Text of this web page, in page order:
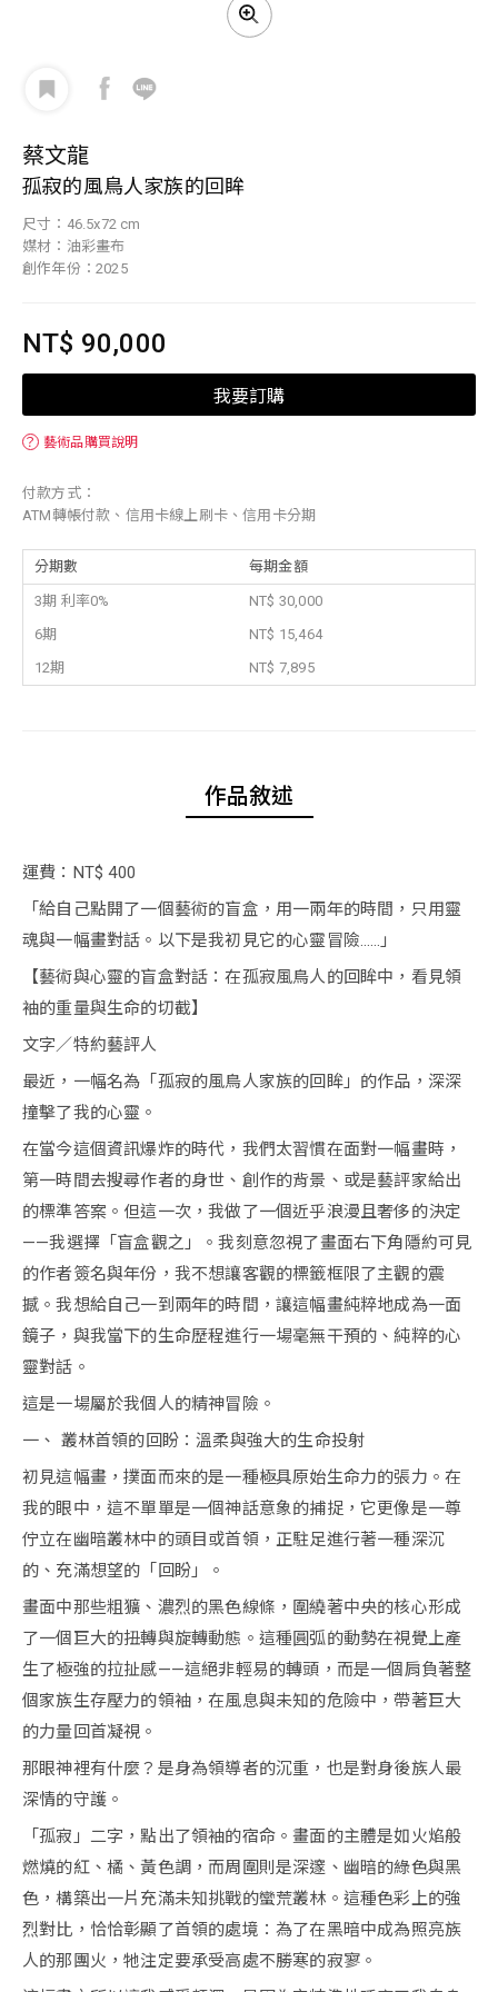
蔡文龍
孤寂的風鳥人家族的回眸
尺寸：46.5x72 cm
媒材：油彩畫布
創作年份：2025
NT$ 90,000
我要訂購
？ 藝術品購買說明
付款方式：
ATM轉帳付款、信用卡線上刷卡、信用卡分期
分期數 每期金額
3期 利率0%
NT$ 30,000
6期
NT$ 15,464
12期
NT$ 7,895
作品敘述
運費：NT$ 400
「給自己點開了一個藝術的盲盒，用一兩年的時間，只用靈
魂與一幅畫對話。以下是我初見它的心靈冒險……」
【藝術與心靈的盲盒對話：在孤寂風鳥人的回眸中，看見領
袖的重量與生命的切截】
文字／特約藝評人
最近，一幅名為「孤寂的風鳥人家族的回眸」的作品，深深
撞擊了我的心靈。
在當今這個資訊爆炸的時代，我們太習慣在面對一幅畫時，
第一時間去搜尋作者的身世、創作的背景、或是藝評家給出
的標準答案。但這一次，我做了一個近乎浪漫且奢侈的決定
——我選擇「盲盒觀之」。我刻意忽視了畫面右下角隱約可見
的作者簽名與年份，我不想讓客觀的標籤框限了主觀的震
撼。我想給自己一到兩年的時間，讓這幅畫純粹地成為一面
鏡子，與我當下的生命歷程進行一場毫無干預的、純粹的心
靈對話。
這是一場屬於我個人的精神冒險。
一、 叢林首領的回盼：溫柔與強大的生命投射
初見這幅畫，撲面而來的是一種極具原始生命力的張力。在
我的眼中，這不單單是一個神話意象的捕捉，它更像是一尊
佇立在幽暗叢林中的頭目或首領，正駐足進行著一種深沉
的、充滿想望的「回盼」。
畫面中那些粗獷、濃烈的黑色線條，圍繞著中央的核心形成
了一個巨大的扭轉與旋轉動態。這種圓弧的動勢在視覺上產
生了極強的拉扯感——這絕非輕易的轉頭，而是一個肩負著整
個家族生存壓力的領袖，在風息與未知的危險中，帶著巨大
的力量回首凝視。
那眼神裡有什麼？是身為領導者的沉重，也是對身後族人最
深情的守護。
「孤寂」二字，點出了領袖的宿命。畫面的主體是如火焰般
燃燒的紅、橘、黃色調，而周圍則是深邃、幽暗的綠色與黑
色，構築出一片充滿未知挑戰的蠻荒叢林。這種色彩上的強
烈對比，恰恰彰顯了首領的處境：為了在黑暗中成為照亮族
人的那團火，牠注定要承受高處不勝寒的寂寥。